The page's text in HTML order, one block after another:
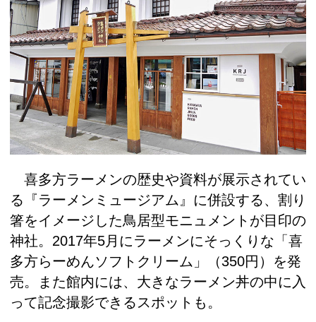
喜多方ラーメンの歴史や資料が展示されてい
る『ラーメンミュージアム』に併設する、割り
箸をイメージした鳥居型モニュメントが目印の
神社。2017年5月にラーメンにそっくりな「喜
多方らーめんソフトクリーム」（350円）を発
売。また館内には、大きなラーメン丼の中に入
って記念撮影できるスポットも。